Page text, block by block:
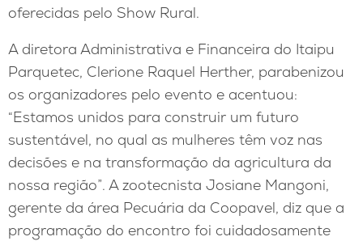
oferecidas pelo Show Rural.
A diretora Administrativa e Financeira do Itaipu
Parquetec, Clerione Raquel Herther, parabenizou
os organizadores pelo evento e acentuou:
“Estamos unidos para construir um futuro
sustentável, no qual as mulheres têm voz nas
decisões e na transformação da agricultura da
nossa região”. A zootecnista Josiane Mangoni,
gerente da área Pecuária da Coopavel, diz que a
programação do encontro foi cuidadosamente